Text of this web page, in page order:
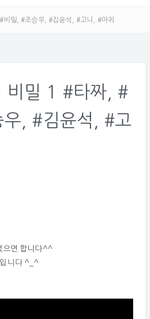
비밀, #조승우, #김윤석, #고니, #아귀
비밀 1 #타짜, #
, #김윤석, #고
으면 합니다^^
니다 ^_^